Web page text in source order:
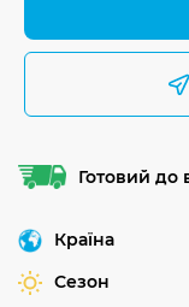
Готовий до
Країна
Сезон